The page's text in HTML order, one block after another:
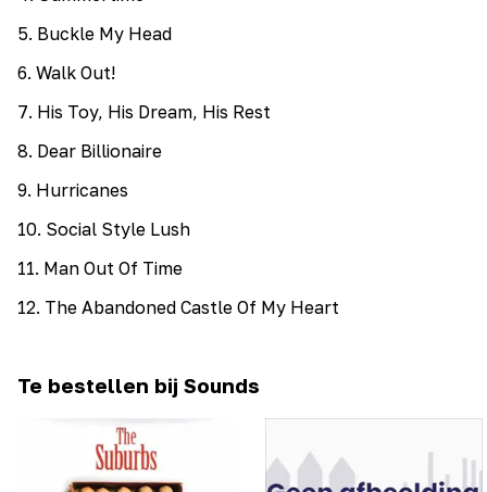
5. Buckle My Head
6. Walk Out!
7. His Toy, His Dream, His Rest
8. Dear Billionaire
9. Hurricanes
10. Social Style Lush
11. Man Out Of Time
12. The Abandoned Castle Of My Heart
Te bestellen bij Sounds